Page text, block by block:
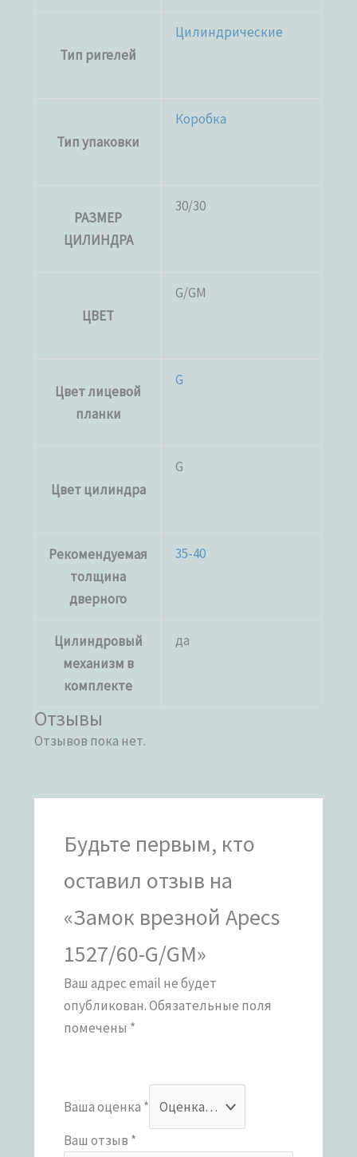
Тип ригелей
Цилиндрические
Тип упаковки
Коробка
РАЗМЕР
ЦИЛИНДРА
30/30
ЦВЕТ
G/GM
Цвет лицевой
планки
G
Цвет цилиндра
G
Рекомендуемая
толщина
дверного
35-40
Цилиндровый
механизм в
комплекте
да
Отзывы
Отзывов пока нет.
Будьте первым, кто
оставил отзыв на
«Замок врезной Apecs
1527/60-G/GM»
Ваш адрес email не будет
опубликован.Обязательные поля
помечены *
Ваша оценка *
Ваш отзыв *